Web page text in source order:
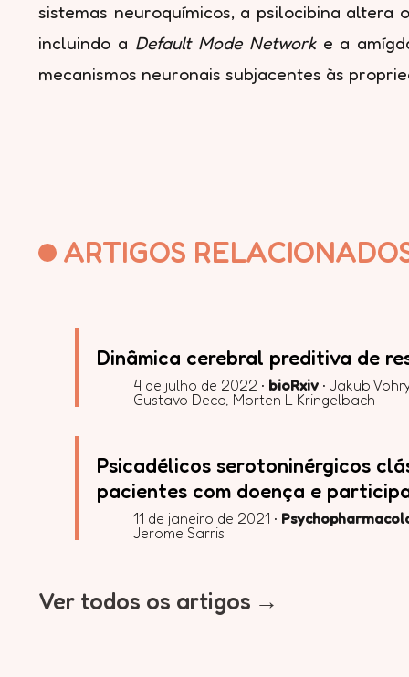
sistemas neuroquímicos, a psilocibina altera
incluindo a Default Mode Networke a
mecanismos neuronais subjacentes às
ARTIGOS
Dinâmica cerebral preditiva de
4 de julho de 2022 • bioRxiv • Jakub
Gustavo Deco, Morten L Kringelbach
Psicadélicos serotoninérgicos
pacientes com doença e
11 de janeiro de 2021 •
Jerome Sarris
Ver todos os artigos